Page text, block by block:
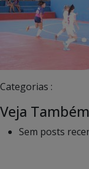
Categorias :
Veja Também
Sem posts